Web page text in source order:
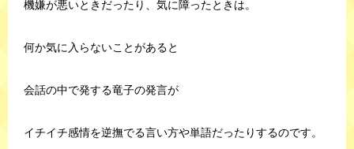
機嫌が悪いときだったり、気に障ったときは。
何か気に入らないことがあると
会話の中で発する竜子の発言が
イチイチ感情を逆撫でる言い方や単語だったりするのです。